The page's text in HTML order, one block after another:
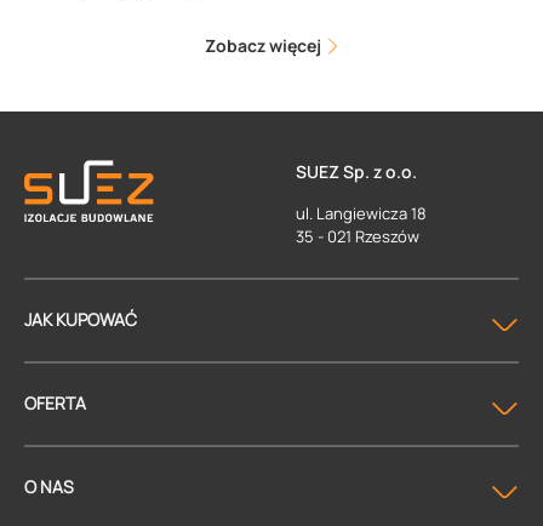
Zobacz więcej
SUEZ Sp. z o.o.
ul. Langiewicza 18
35 - 021 Rzeszów
JAK KUPOWAĆ
OFERTA
O NAS